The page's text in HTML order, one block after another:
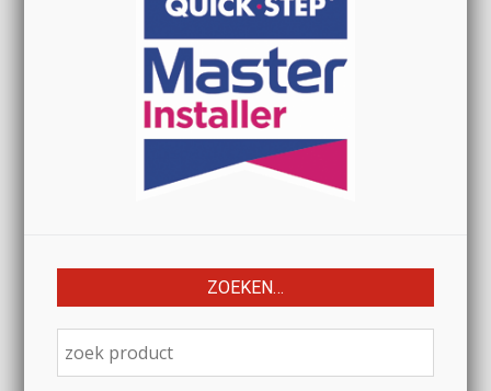
ZOEKEN…